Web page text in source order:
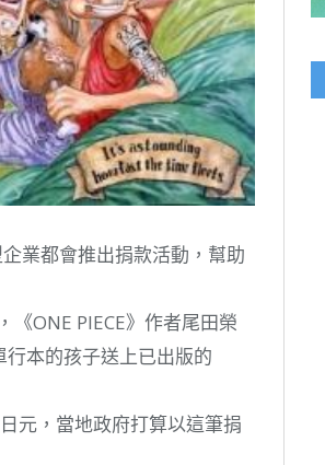
業都會推出捐款活動，幫助
ONE PIECE》作者尾田榮
行本的孩子送上已出版的
元，當地政府打算以這筆捐